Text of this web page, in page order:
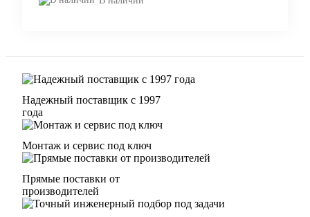
Надежный поставщик с 1997
года
Монтаж и сервис под ключ
Прямые поставки от
производителей